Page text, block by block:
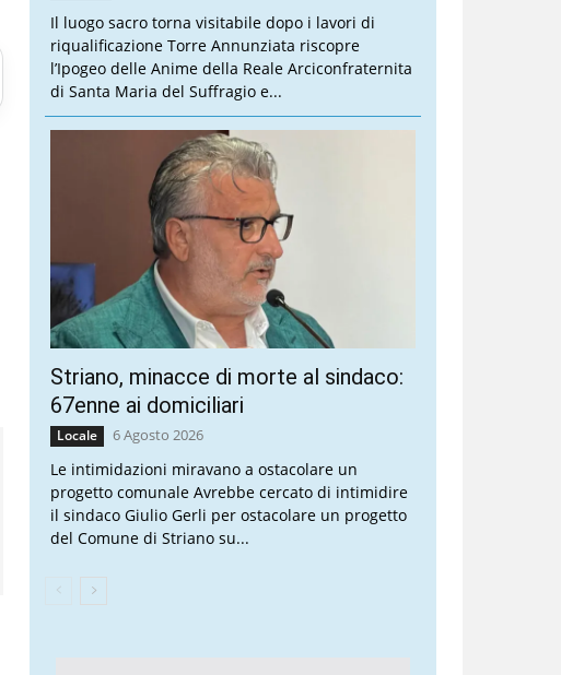
Il luogo sacro torna visitabile dopo i lavori di
riqualificazione Torre Annunziata riscopre
l’Ipogeo delle Anime della Reale Arciconfraternita
di Santa Maria del Suffragio e...
Striano, minacce di morte al sindaco:
67enne ai domiciliari
Locale 6 Agosto 2026
Le intimidazioni miravano a ostacolare un
progetto comunale Avrebbe cercato di intimidire
il sindaco Giulio Gerli per ostacolare un progetto
del Comune di Striano su...